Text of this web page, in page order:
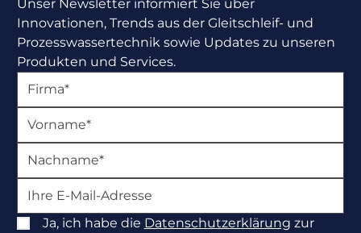
Unser Newsletter informiert Sie über
Innovationen, Trends aus der Gleitschleif- und
Prozesswassertechnik sowie Updates zu unseren
Produkten und Services.
Ja, ich habe die Datenschutzerklärung zur